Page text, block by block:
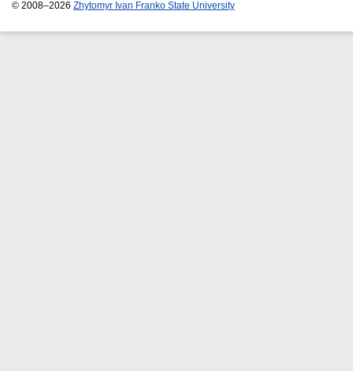
© 2008–2026 Zhytomyr Ivan Franko State University